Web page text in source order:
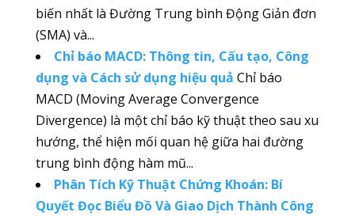
biến nhất là Đường Trung bình Động Giản đơn
(SMA) và...
Chỉ báo MACD: Thông tin, Cấu tạo, Công
dụng và Cách sử dụng hiệu quả Chỉ báo
MACD (Moving Average Convergence
Divergence) là một chỉ báo kỹ thuật theo sau xu
hướng, thể hiện mối quan hệ giữa hai đường
trung bình động hàm mũ...
Phân Tích Kỹ Thuật Chứng Khoán: Bí
Quyết Đọc Biểu Đồ Và Giao Dịch Thành Công